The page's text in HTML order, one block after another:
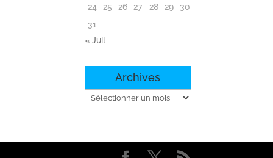
24
25 26 27 28 29
30
31
« Juil
Archives
Archives